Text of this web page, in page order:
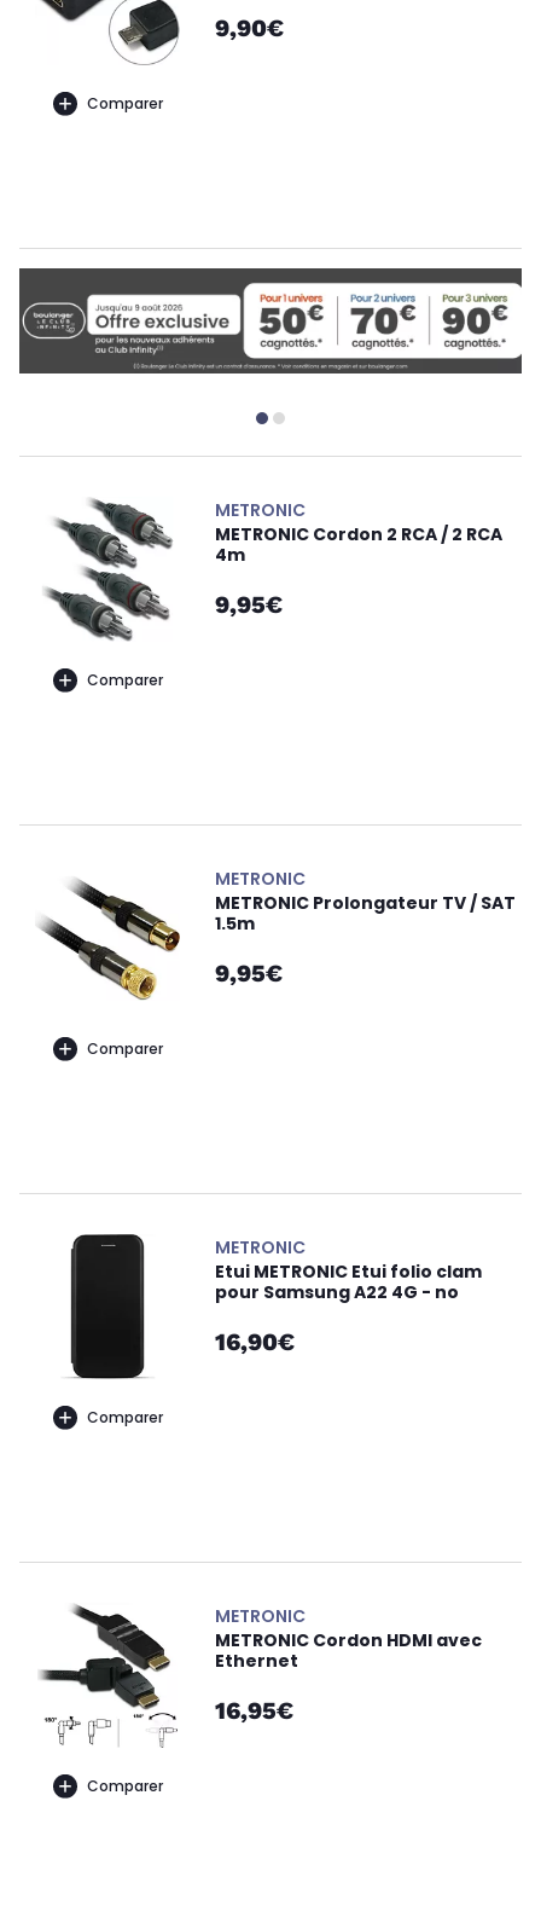
Comparer
9,90€
Comparer
METRONIC
METRONIC Cordon 2 RCA / 2 RCA
4m
9,95€
Comparer
METRONIC
METRONIC Prolongateur TV / SAT
1.5m
9,95€
Comparer
METRONIC
Etui METRONIC Etui folio clam
pour Samsung A22 4G - no
16,90€
Comparer
METRONIC
METRONIC Cordon HDMI avec
Ethernet
16,95€